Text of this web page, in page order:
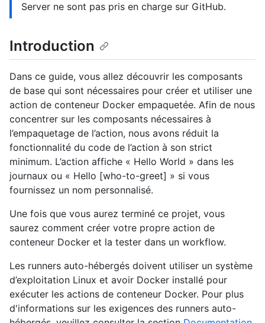
Server ne sont pas pris en charge sur GitHub.
Introduction
Dans ce guide, vous allez découvrir les composants
de base qui sont nécessaires pour créer et utiliser une
action de conteneur Docker empaquetée. Afin de nous
concentrer sur les composants nécessaires à
l’empaquetage de l’action, nous avons réduit la
fonctionnalité du code de l’action à son strict
minimum. L’action affiche « Hello World » dans les
journaux ou « Hello [who-to-greet] » si vous
fournissez un nom personnalisé.
Une fois que vous aurez terminé ce projet, vous
saurez comment créer votre propre action de
conteneur Docker et la tester dans un workflow.
Les runners auto-hébergés doivent utiliser un système
d’exploitation Linux et avoir Docker installé pour
exécuter les actions de conteneur Docker. Pour plus
d'informations sur les exigences des runners auto-